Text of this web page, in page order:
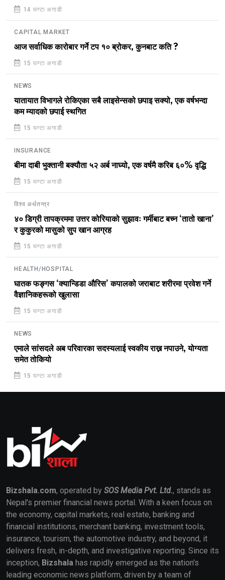
14 घण्टा अगाडी
CAPITAL MARKET
आज सर्वाधिक कारोबार गर्ने टप १० ब्रोकर, कुनबाट कति ?
15 घण्टा अगाडी
NEWS
यातायात विभागले रोकिएका सबै लाइसेन्सको छपाइ सक्यो, एक वर्षभन्दा
कम म्यादको छपाई स्थगित
15 घण्टा अगाडी
INSURANCE
बीमा दाबी भुक्तानी बक्यौता ५२ अर्ब नाघ्यो, एक वर्षमै करिब ६०% वृद्धि
15 घण्टा अगाडी
विश्व अर्थतन्त्र
४० डिग्री तापक्रममा उत्तर कोरियाको सुझावः गर्मीबाट बच्न ‘तातो खाना’
र कुकुरको मासुको सुप खान आग्रह
15 घण्टा अगाडी
HEALTH/HOSPITAL
घातक फङ्गस ‘क्यान्डिडा औरिस’ कपालको जराबाट शरीरमा प्रवेश गर्ने
वैज्ञानिकहरूको खुलासा
15 घण्टा अगाडी
NEWS
एमाले सांसदले अब परिवारका सदस्यलाई स्वकीय राख्न नपाउने, योग्यता
समेत तोकियो
15 घण्टा अगाडी
Bizshala.com, operated by SOS Media Pvt. Ltd., stands as
Nepal's premier financial news portal. With a keen focus on
the economy, capital markets, real estate, banking and
financial institutions, merchant banking, investment tools,
insurance, tourism, the automotive industry, and beyond, it
delivers fresh, in-depth, and investigative reporting. Since its
inception, Bizshala has rapidly emerged as the nation's
leading economic news platform, driven by a team of